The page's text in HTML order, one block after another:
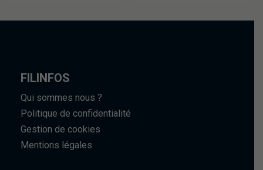
FILINFOS
Qui sommes nous ?
Politique de confidentialité
Gestion de cookies
Mentions légales